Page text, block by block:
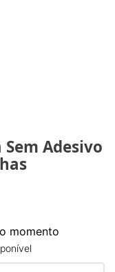
Adesivo
momento